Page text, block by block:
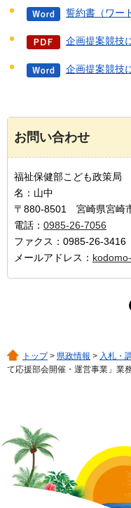
誓約書（ワー
企画提案競技
企画提案競技
お問い合わせ
福祉保健部こども政策局
名：山中
〒880-8501 宮崎県宮崎
電話： 0985-26-7056
ファクス：0985-26-3416
メールアドレス：
トップ> 県政情報 > 入札・
て応援部会開催・運営事業」業